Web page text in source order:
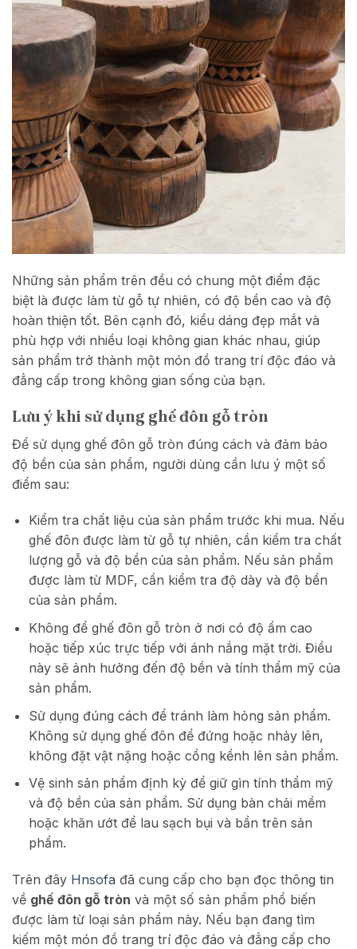
Những sản phẩm trên đều có chung một điểm đặc
biệt là được làm từ gỗ tự nhiên, có độ bền cao và độ
hoàn thiện tốt. Bên cạnh đó, kiểu dáng đẹp mắt và
phù hợp với nhiều loại không gian khác nhau, giúp
sản phẩm trở thành một món đồ trang trí độc đáo và
đẳng cấp trong không gian sống của bạn.
Lưu ý khi sử dụng ghế đôn gỗ tròn
Để sử dụng ghế đôn gỗ tròn đúng cách và đảm bảo
độ bền của sản phẩm, người dùng cần lưu ý một số
điểm sau:
Kiểm tra chất liệu của sản phẩm trước khi mua. Nếu
ghế đôn được làm từ gỗ tự nhiên, cần kiểm tra chất
lượng gỗ và độ bền của sản phẩm. Nếu sản phẩm
được làm từ MDF, cần kiểm tra độ dày và độ bền
của sản phẩm.
Không để ghế đôn gỗ tròn ở nơi có độ ẩm cao
hoặc tiếp xúc trực tiếp với ánh nắng mặt trời. Điều
này sẽ ảnh hưởng đến độ bền và tính thẩm mỹ của
sản phẩm.
Sử dụng đúng cách để tránh làm hỏng sản phẩm.
Không sử dụng ghế đôn để đứng hoặc nhảy lên,
không đặt vật nặng hoặc cồng kềnh lên sản phẩm.
Vệ sinh sản phẩm định kỳ để giữ gìn tính thẩm mỹ
và độ bền của sản phẩm. Sử dụng bàn chải mềm
hoặc khăn ướt để lau sạch bụi và bẩn trên sản
phẩm.
Trên đây Hnsofa đã cung cấp cho bạn đọc thông tin
về ghế đôn gỗ tròn và một số sản phẩm phổ biến
được làm từ loại sản phẩm này. Nếu bạn đang tìm
kiếm một món đồ trang trí độc đáo và đẳng cấp cho